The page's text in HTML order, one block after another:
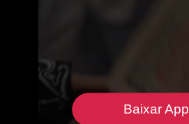
Baixar App